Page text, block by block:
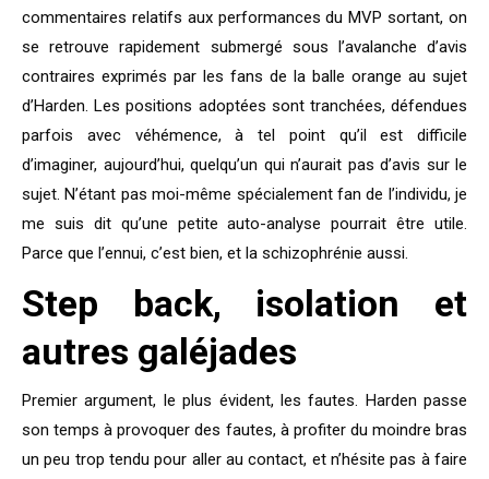
commentaires relatifs aux performances du MVP sortant, on
se retrouve rapidement submergé sous l’avalanche d’avis
contraires exprimés par les fans de la balle orange au sujet
d’Harden. Les positions adoptées sont tranchées, défendues
parfois avec véhémence, à tel point qu’il est difficile
d’imaginer, aujourd’hui, quelqu’un qui n’aurait pas d’avis sur le
sujet. N’étant pas moi-même spécialement fan de l’individu, je
me suis dit qu’une petite auto-analyse pourrait être utile.
Parce que l’ennui, c’est bien, et la schizophrénie aussi.
Step back, isolation et
autres galéjades
Premier argument, le plus évident, les fautes. Harden passe
son temps à provoquer des fautes, à profiter du moindre bras
un peu trop tendu pour aller au contact, et n’hésite pas à faire